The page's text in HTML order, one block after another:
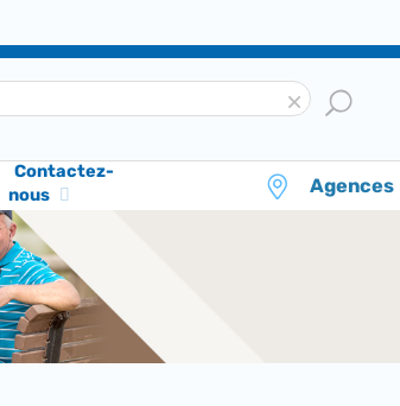
Contactez-
nous
Agences